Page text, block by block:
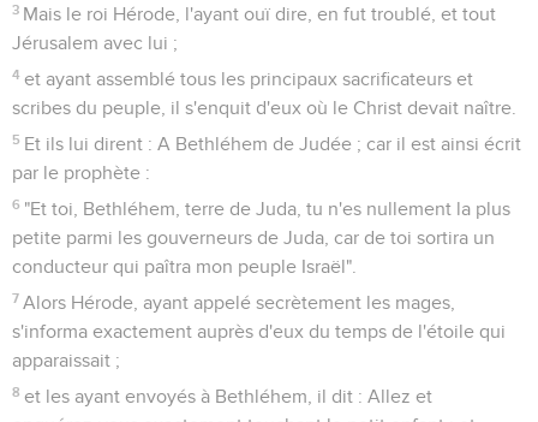
dons, de l'or, et de l'encens, et de la myrrhe.
vers Hérode, ils se retirèrent dans leur pays par un autre
chemin.
La fuite en Égypte
Or, après qu'ils se furent retirés, voici, un ange du
Seigneur apparut en songe à Joseph, disant : Lève-toi,
prends le petit enfant et sa mère, et fuis en Égypte, et
demeure là jusqu'à ce que je te le dise ; car Hérode
cherchera le petit enfant pour le faire périr.
14 Et lui, s'étant levé, prit de nuit le petit enfant et sa mère, et
se retira en Égypte.